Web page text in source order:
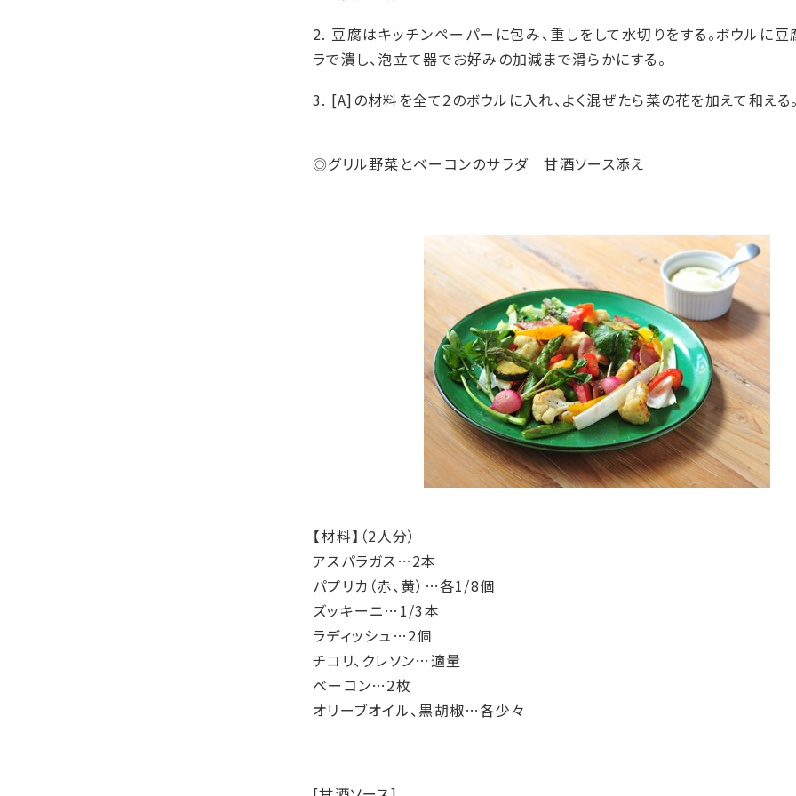
2. 豆腐はキッチンペーパーに包み、重しをして水切りをする。ボウルに
ラで潰し、泡立て器でお好みの加減まで滑らかにする。
3. [A]の材料を全て2のボウルに入れ、よく混ぜたら菜の花を加えて和える。
◎グリル野菜とベーコンのサラダ 甘酒ソース添え
【材料】（2人分）
アスパラガス…2本
パプリカ（赤、黄）…各1/8個
ズッキーニ…1/3本
ラディッシュ…2個
チコリ、クレソン…適量
ベーコン…2枚
オリーブオイル、黒胡椒…各少々